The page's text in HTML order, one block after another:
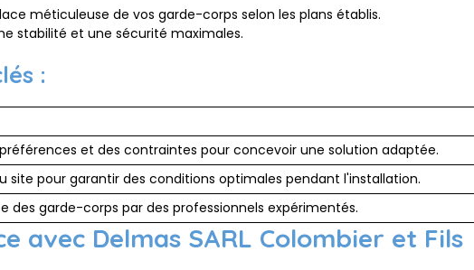
méticuleuse de vos garde-corps selon les plans établis.
stabilité et une sécurité maximales.
:
et des contraintes pour concevoir une solution adaptée.
site pour garantir des conditions optimales pendant l'installation.
des garde-corps par des professionnels expérimentés.
avec Delmas SARL Colombier et Fils